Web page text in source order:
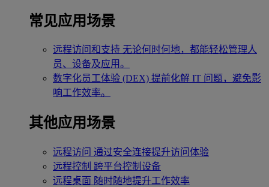
常见应用场景
远程访问和支持 无论何时何地，都能轻松管理人
员、设备及应用。
数字化员工体验 (DEX) 提前化解 IT 问题，避免影
响工作效率。
其他应用场景
远程访问 通过安全连接提升访问体验
远程控制 跨平台控制设备
远程桌面 随时随地提升工作效率